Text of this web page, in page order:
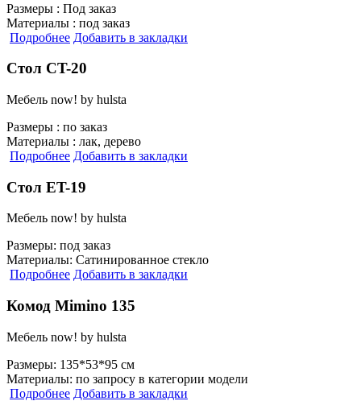
Размеры : Под заказ
Материалы : под заказ
Подробнее Добавить в закладки
Стол CT-20
Мебель now! by hulsta
Размеры : по заказ
Материалы : лак, дерево
Подробнее Добавить в закладки
Стол ET-19
Мебель now! by hulsta
Размеры: под заказ
Материалы: Сатинированное стекло
Подробнее Добавить в закладки
Комод Mimino 135
Мебель now! by hulsta
Размеры: 135*53*95 см
Материалы: по запросу в категории модели
Подробнее Добавить в закладки